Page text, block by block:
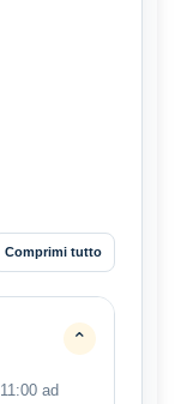
Comprimi tutto
⌄
ad